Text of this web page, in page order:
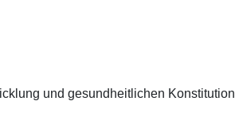
und gesundheitlichen Konstitution